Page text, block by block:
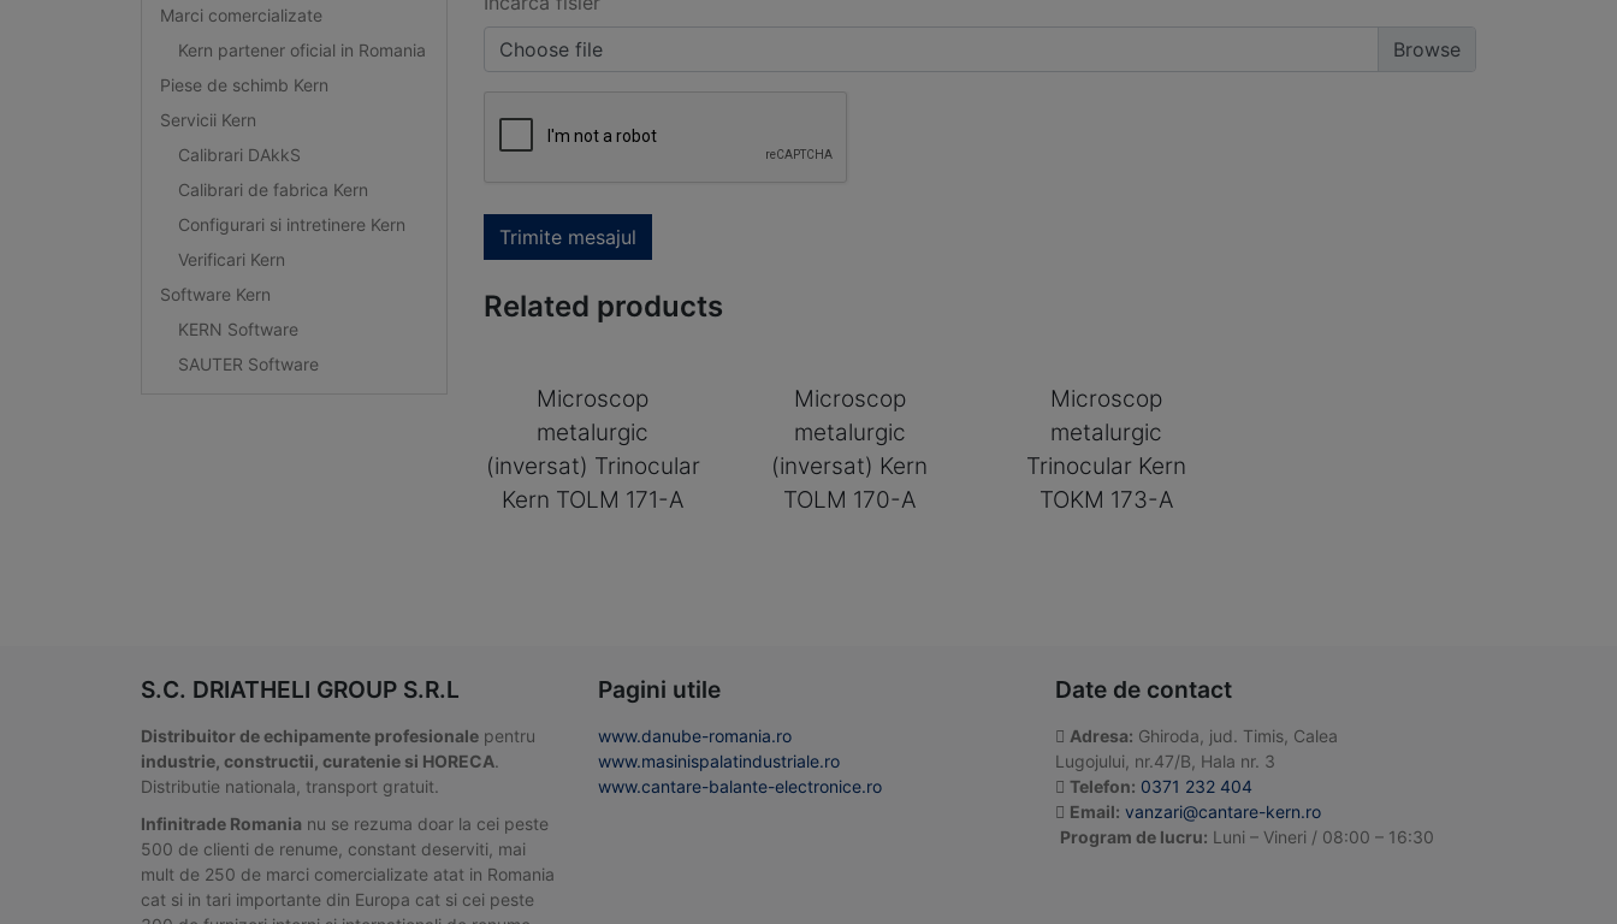
Marci comercializate
Kern partener oficial in Romania
Piese de schimb Kern
Servicii Kern
Calibrari DAkkS
Calibrari de fabrica Kern
Configurari si intretinere Kern
Verificari Kern
Software Kern
KERN Software
SAUTER Software
Choose file
Trimite mesajul
Related products
Microscop
metalurgic
(inversat) Trinocular
Kern TOLM 171-A
Microscop
metalurgic
(inversat) Kern
TOLM 170-A
Microscop
metalurgic
Trinocular Kern
TOKM 173-A
S.C. DRIATHELI GROUP S.R.L
Distribuitor de echipamente profesionale pentru
industrie, constructii, curatenie si HORECA.
Distributie nationala, transport gratuit.
Infinitrade Romania nu se rezuma doar la cei peste
500 de clienti de renume, constant deserviti, mai
mult de 250 de marci comercializate atat in Romania
cat si in tari importante din Europa cat si cei peste
Pagini utile
www.danube-romania.ro
www.masinispalatindustriale.ro
www.cantare-balante-electronice.ro
Date de contact
Adresa: Ghiroda, jud. Timis, Calea
Lugojului, nr.47/B, Hala nr. 3
Telefon: 0371 232 404
Email: vanzari@cantare-kern.ro
Program de lucru: Luni – Vineri / 08:00 – 16:30